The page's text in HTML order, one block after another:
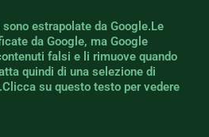
estrapolate da Google.Le
da Google, ma Google
falsi e li rimuove quando
quindi di una selezione di
su questo testo per vedere